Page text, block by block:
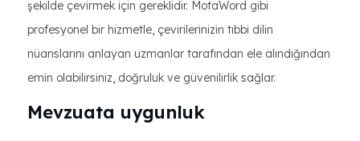
şekilde çevirmek için gereklidir. MotaWord gibi
profesyonel bir hizmetle, çevirilerinizin tıbbi dilin
nüanslarını anlayan uzmanlar tarafından ele alındığından
emin olabilirsiniz, doğruluk ve güvenilirlik sağlar.
Mevzuata uygunluk